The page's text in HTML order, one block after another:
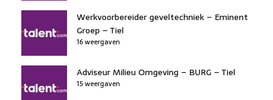
Werkvoorbereider geveltechniek – Eminent
Groep – Tiel
16 weergaven
Adviseur Milieu Omgeving – BURG – Tiel
15 weergaven